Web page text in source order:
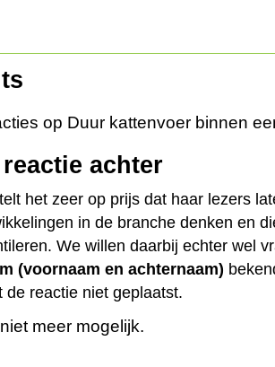
op Duur kattenvoer binnen
achter
het zeer op prijs dat haar lezers
in de branche denken en
We willen daarbij echter wel
(voornaam en achternaam)
de reactie niet geplaatst.
meer mogelijk.